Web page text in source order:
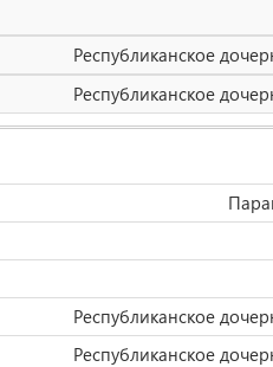
Республиканское
Республиканское
Республиканское
Республиканское